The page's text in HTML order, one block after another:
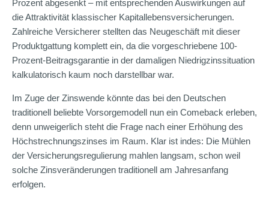
Prozent abgesenkt – mit entsprechenden Auswirkungen auf
die Attraktivität klassischer Kapitallebensversicherungen.
Zahlreiche Versicherer stellten das Neugeschäft mit dieser
Produktgattung komplett ein, da die vorgeschriebene 100-
Prozent-Beitragsgarantie in der damaligen Niedrigzinssituation
kalkulatorisch kaum noch darstellbar war.
Im Zuge der Zinswende könnte das bei den Deutschen
traditionell beliebte Vorsorgemodell nun ein Comeback erleben,
denn unweigerlich steht die Frage nach einer Erhöhung des
Höchstrechnungszinses im Raum. Klar ist indes: Die Mühlen
der Versicherungsregulierung mahlen langsam, schon weil
solche Zinsveränderungen traditionell am Jahresanfang
erfolgen.